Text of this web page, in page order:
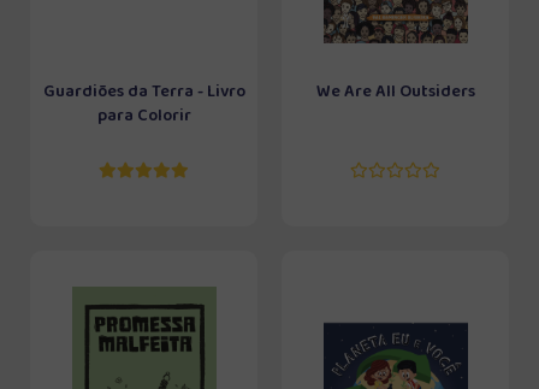
Guardiões da Terra - Livro
para Colorir
We Are All Outsiders